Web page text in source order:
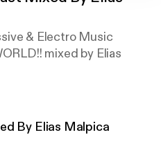
& Electro Music
mixed by Elias
By Elias Malpica